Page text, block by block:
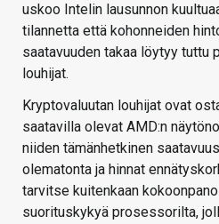
uskoo Intelin lausunnon
tilannetta että kohonneiden
saatavuuden takaa löytyy tuttu
louhijat.
Kryptovaluutan louhijat ovat
saatavilla olevat AMD:n
niiden tämänhetkinen
olematonta ja hinnat
tarvitse kuitenkaan
suorituskykyä prosessorilta,